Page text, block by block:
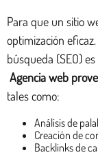
Para que un sitio
optimización
búsqueda (SEO)
Agencia web
tales como:
Análisis de
Creación de
Backlinks de